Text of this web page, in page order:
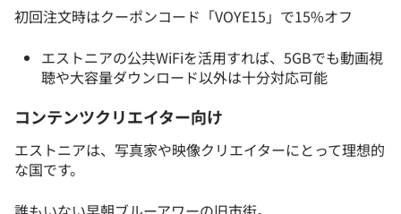
初回注文時はクーポンコード「VOYE15」で15%オフ
エストニアの公共WiFiを活用すれば、5GBでも動画視
聴や大容量ダウンロード以外は十分対応可能
コンテンツクリエイター向け
エストニアは、写真家や映像クリエイターにとって理想的
な国です。